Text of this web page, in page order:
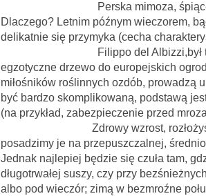
Perska mimoza, śpiące drzewo
Dlaczego? Letnim późnym wieczorem,
delikatnie się przymyka (cecha
Filippo del Albizzi,był tym
egzotyczne drzewo do europejskich
miłośników roślinnych ozdób,
być bardzo skomplikowaną, podstawą
(na przykład, zabezpieczenie przed
Zdrowy wzrost, rozłożysty
posadzimy je na przepuszczalnej,
Jednak najlepiej będzie się czuła tam,
długotrwałej suszy, czy przy
albo pod wieczór; zimą w bezmroźne